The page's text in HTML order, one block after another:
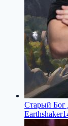
Старый Бог
Earthshaker